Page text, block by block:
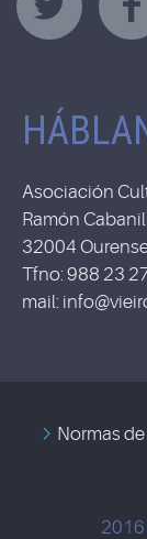
Asociación
Ramón
32004
Tfno: 988 23
mail:
Normas
2016